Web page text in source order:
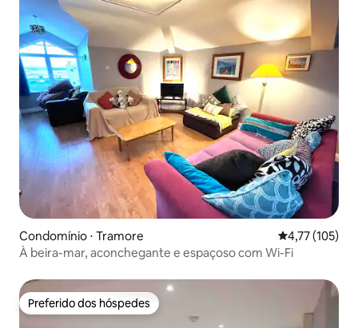
Condomínio ⋅ Tramore 4,77 de uma
4,77 (105)
À beira-mar, aconchegante e espaçoso com Wi-Fi
Preferido dos hóspedes
Preferido dos hóspedes